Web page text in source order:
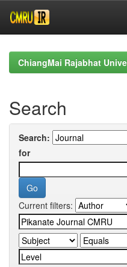
navigationChiangMai Rajabhat
Search
Search:
for
Current filters: